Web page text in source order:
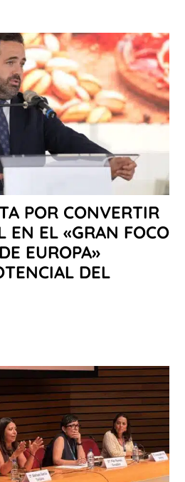
POR CONVERTIR
EN EL «GRAN FOCO
EUROPA»
DEL